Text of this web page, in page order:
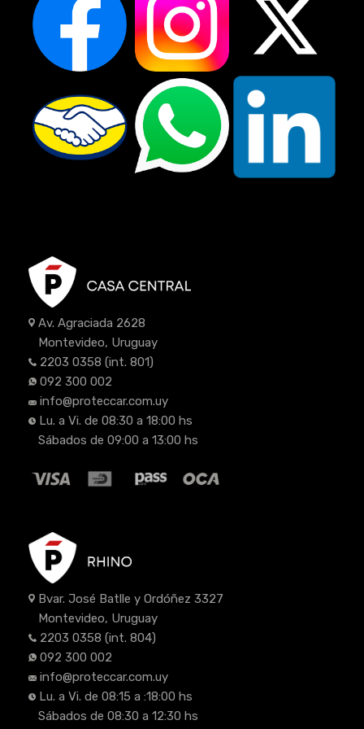
Av. Agraciada 2628
Montevideo, Uruguay
2203 0358 (int. 801)
092 300 002
info@proteccar.com.uy
Lu. a Vi. de 08:30 a 18:00 hs
Sábados de 09:00 a 13:00 hs
Bvar. José Batlle y Ordóñez 3327
Montevideo, Uruguay
2203 0358 (int. 804)
092 300 002
info@proteccar.com.uy
Lu. a Vi. de 08:15 a :18:00 hs
Sábados de 08:30 a 12:30 hs